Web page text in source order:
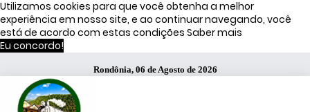
Utilizamos cookies para que você obtenha a melhor
experiência em nosso site, e ao continuar navegando, você
está de acordo com estas condições Saber mais
Eu concordo!
Rondônia, 06 de Agosto de 2026